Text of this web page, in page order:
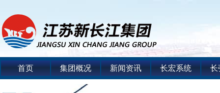
首页 集团概况 新闻资讯 长宏系统 长